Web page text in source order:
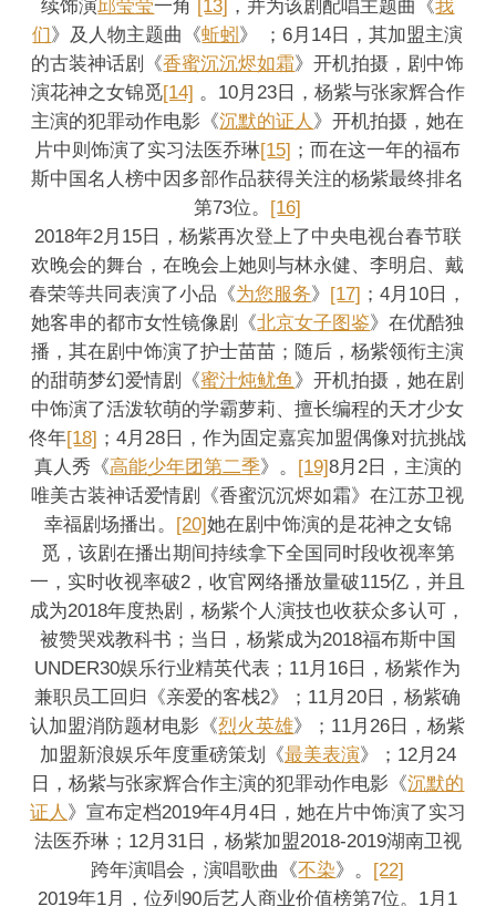
续饰演 邱莹莹一角 [13] ，并为该剧配唱主题曲《我
们》及人物主题曲《蚯蚓 》 ；6月14日，其加盟主演
的古装神话剧《香蜜沉沉烬如霜》开机拍摄，剧中饰
演花神之女锦觅[14] 。10月23日，杨紫与张家辉合作
主演的犯罪动作电影《沉默的证人 》开机拍摄，她在
片中则饰演了实习法医乔琳[15] ；而在这一年的福布
斯中国名人榜中因多部作品获得关注的杨紫最终排名
第73位。 [16]
2018年2月15日，杨紫再次登上了中央电视台春节联
欢晚会的舞台，在晚会上她则与林永健、李明启、戴
春荣等共同表演了小品《为您服务》 [17] ；4月10日，
她客串的都市女性镜像剧《北京女子图鉴》在优酷独
播，其在剧中饰演了护士苗苗；随后，杨紫领衔主演
的甜萌梦幻爱情剧《蜜汁炖鱿鱼 》开机拍摄，她在剧
中饰演了活泼软萌的学霸萝莉、擅长编程的天才少女
佟年[18] ；4月28日，作为固定嘉宾加盟偶像对抗挑战
真人秀《高能少年团第二季》。 [19]8月2日，主演的
唯美古装神话爱情剧《香蜜沉沉烬如霜》在江苏卫视
幸福剧场播出。 [20]她在剧中饰演的是花神之女锦
觅，该剧在播出期间持续拿下全国同时段收视率第
一，实时收视率破2，收官网络播放量破115亿，并且
成为2018年度热剧，杨紫个人演技也收获众多认可，
被赞哭戏教科书；当日，杨紫成为2018福布斯中国
UNDER30娱乐行业精英代表；11月16日，杨紫作为
兼职员工回归《亲爱的客栈2》；11月20日，杨紫确
认加盟消防题材电影《烈火英雄》；11月26日，杨紫
加盟新浪娱乐年度重磅策划《最美表演》；12月24
日，杨紫与张家辉合作主演的犯罪动作电影《沉默的
证人 》宣布定档2019年4月4日，她在片中饰演了实习
法医乔琳；12月31日，杨紫加盟2018-2019湖南卫视
跨年演唱会，演唱歌曲《不染》。 [22]
2019年1月，位列90后艺人商业价值榜第7位。1月1